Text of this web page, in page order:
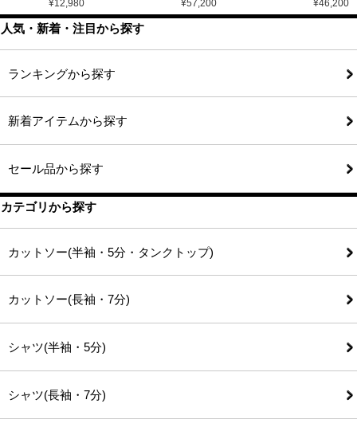
¥12,980 ¥57,200 ¥46,200
人気・新着・注目から探す
ランキングから探す
新着アイテムから探す
セール品から探す
カテゴリから探す
カットソー(半袖・5分・タンクトップ)
カットソー(長袖・7分)
シャツ(半袖・5分)
シャツ(長袖・7分)